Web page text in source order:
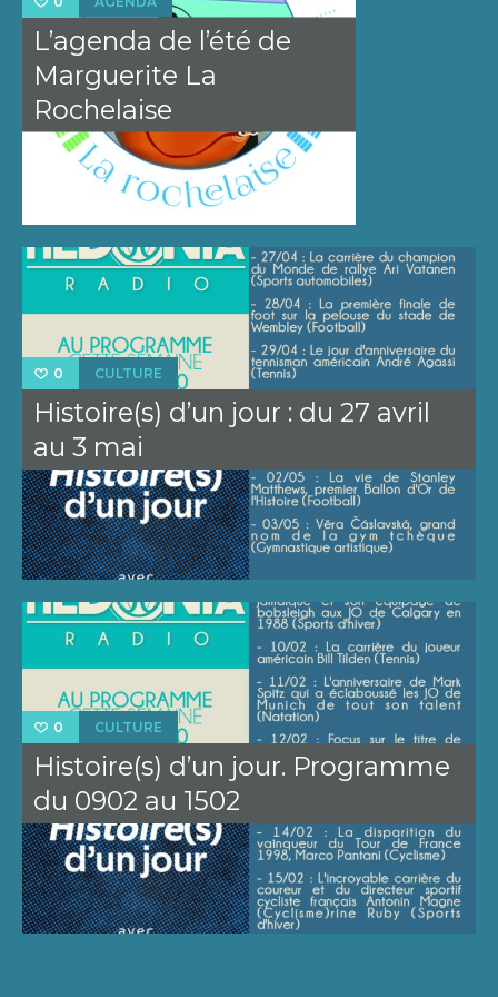
L’agenda de l’été de
Marguerite La
Rochelaise
0 CULTURE
Histoire(s) d’un jour : du 27 avril
au 3 mai
0 CULTURE
Histoire(s) d’un jour. Programme
du 0902 au 1502